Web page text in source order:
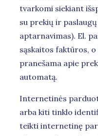
tvarkomi siekiant
su prekių ir
aptarnavimas). El.
sąskaitos faktūros,
pranešama apie
automatą.
Internetinės
arba kiti tinklo
teikti internetinę